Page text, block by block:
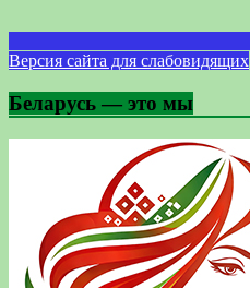
Версия сайта для слабовидящих
Беларусь — это мы